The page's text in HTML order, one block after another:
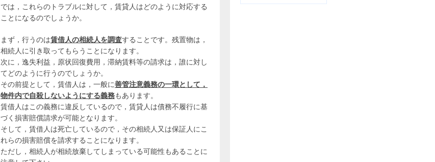
では，これらのトラブルに対して，賃貸人はどのように対応する
ことになるのでしょうか。
まず，行うのは賃借人の相続人を調査することです。残置物は，
相続人に引き取ってもらうことになります。
次に，逸失利益，原状回復費用，滞納賃料等の請求は，誰に対し
てどのように行うのでしょうか。
その前提として，賃借人は，一般に善管注意義務の一環として，
物件内で自殺しないようにする義務もあります。
賃借人はこの義務に違反しているので，賃貸人は債務不履行に基
づく損害賠償請求が可能となります。
そして，賃借人は死亡しているので，その相続人又は保証人にこ
れらの損害賠償を請求することになります。
ただし，相続人が相続放棄してしまっている可能性もあることに